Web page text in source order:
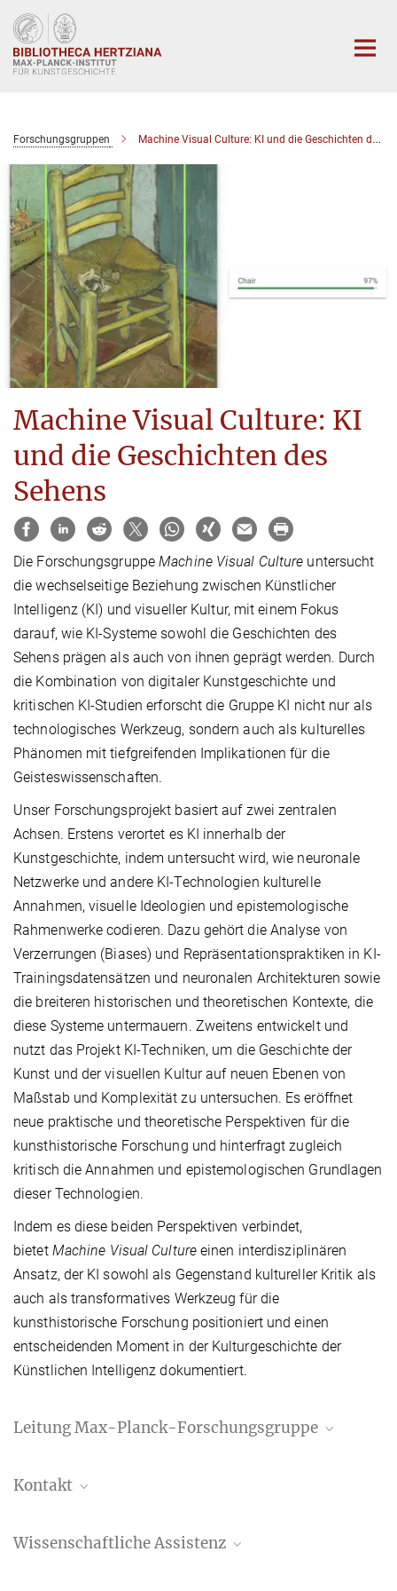
Hauptinhalt
Forschungsgruppen Machine Visual Culture: KI und die Geschichten des Sehens
Machine Visual Culture: KI
und die Geschichten des
Sehens
Die ForschungsgruppeMachine Visual Culture untersucht
die wechselseitige Beziehung zwischen Künstlicher
Intelligenz (KI) und visueller Kultur, mit einem Fokus
darauf, wie KI-Systeme sowohl die Geschichten des
Sehens prägen als auch von ihnen geprägt werden. Durch
die Kombination von digitaler Kunstgeschichte und
kritischen KI-Studien erforscht die Gruppe KI nicht nur als
technologisches Werkzeug, sondern auch als kulturelles
Phänomen mit tiefgreifenden Implikationen für die
Geisteswissenschaften.
Unser Forschungsprojekt basiert auf zwei zentralen
Achsen. Erstens verortet es KI innerhalb der
Kunstgeschichte, indem untersucht wird, wie neuronale
Netzwerke und andere KI-Technologien kulturelle
Annahmen, visuelle Ideologien und epistemologische
Rahmenwerke codieren. Dazu gehört die Analyse von
Verzerrungen (Biases) und Repräsentationspraktiken in KI-
Trainingsdatensätzen und neuronalen Architekturen sowie
die breiteren historischen und theoretischen Kontexte, die
diese Systeme untermauern. Zweitens entwickelt und
nutzt das Projekt KI-Techniken, um die Geschichte der
Kunst und der visuellen Kultur auf neuen Ebenen von
Maßstab und Komplexität zu untersuchen. Es eröffnet
neue praktische und theoretische Perspektiven für die
kunsthistorische Forschung und hinterfragt zugleich
kritisch die Annahmen und epistemologischen Grundlagen
dieser Technologien.
Indem es diese beiden Perspektiven verbindet,
bietet Machine Visual Cultureeinen interdisziplinären
Ansatz, der KI sowohl als Gegenstand kultureller Kritik als
auch als transformatives Werkzeug für die
kunsthistorische Forschung positioniert und einen
entscheidenden Moment in der Kulturgeschichte der
Künstlichen Intelligenz dokumentiert.
Leitung Max-Planck-Forschungsgruppe
Forschungsgruppenleiter
Kontakt
Assistentin, Max Planck Forschungsgruppe
Wissenschaftliche Assistenz